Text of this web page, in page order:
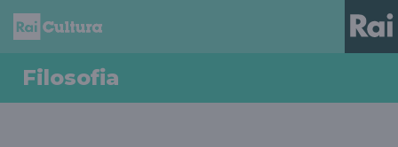
Filosofia